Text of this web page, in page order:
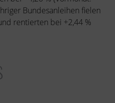
Bundesanleihen fielen
rentierten bei +2,44 %